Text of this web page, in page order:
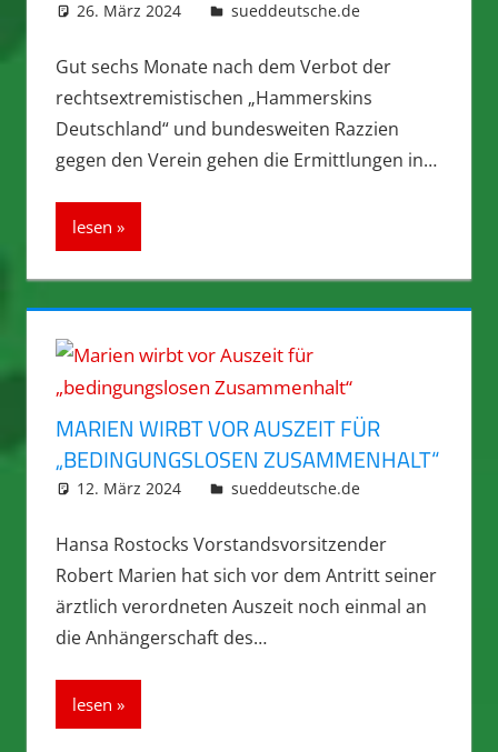
26. März 2024 integromat
sueddeutsche.de
Gut sechs Monate nach dem Verbot der
rechtsextremistischen „Hammerskins
Deutschland“ und bundesweiten Razzien
gegen den Verein gehen die Ermittlungen in…
lesen
MARIEN WIRBT VOR AUSZEIT FÜR
„BEDINGUNGSLOSEN ZUSAMMENHALT“
12. März 2024 integromat
sueddeutsche.de
Hansa Rostocks Vorstandsvorsitzender
Robert Marien hat sich vor dem Antritt seiner
ärztlich verordneten Auszeit noch einmal an
die Anhängerschaft des…
lesen